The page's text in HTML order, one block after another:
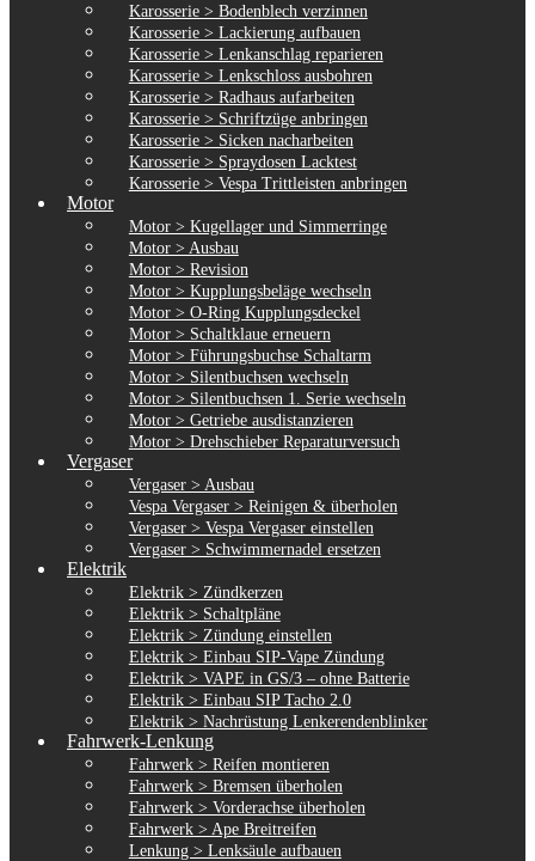
Karosserie > Bodenblech verzinnen
Karosserie > Lackierung aufbauen
Karosserie > Lenkanschlag reparieren
Karosserie > Lenkschloss ausbohren
Karosserie > Radhaus aufarbeiten
Karosserie > Schriftzüge anbringen
Karosserie > Sicken nacharbeiten
Karosserie > Spraydosen Lacktest
Karosserie > Vespa Trittleisten anbringen
Motor
Motor > Kugellager und Simmerringe
Motor > Ausbau
Motor > Revision
Motor > Kupplungsbeläge wechseln
Motor > O-Ring Kupplungsdeckel
Motor > Schaltklaue erneuern
Motor > Führungsbuchse Schaltarm
Motor > Silentbuchsen wechseln
Motor > Silentbuchsen 1. Serie wechseln
Motor > Getriebe ausdistanzieren
Motor > Drehschieber Reparaturversuch
Vergaser
Vergaser > Ausbau
Vespa Vergaser > Reinigen & überholen
Vergaser > Vespa Vergaser einstellen
Vergaser > Schwimmernadel ersetzen
Elektrik
Elektrik > Zündkerzen
Elektrik > Schaltpläne
Elektrik > Zündung einstellen
Elektrik > Einbau SIP-Vape Zündung
Elektrik > VAPE in GS/3 – ohne Batterie
Elektrik > Einbau SIP Tacho 2.0
Elektrik > Nachrüstung Lenkerendenblinker
Fahrwerk-Lenkung
Fahrwerk > Reifen montieren
Fahrwerk > Bremsen überholen
Fahrwerk > Vorderachse überholen
Fahrwerk > Ape Breitreifen
Lenkung > Lenksäule aufbauen